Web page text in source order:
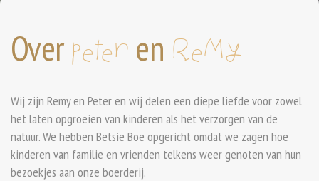
Over Peter en Remy
Wij zijn Remy en Peter en wij delen een diepe liefde voor zowel
het laten opgroeien van kinderen als het verzorgen van de
natuur. We hebben Betsie Boe opgericht omdat we zagen hoe
kinderen van familie en vrienden telkens weer genoten van hun
bezoekjes aan onze boerderij.